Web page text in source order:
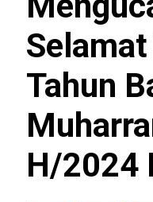
Tahun
H/2024